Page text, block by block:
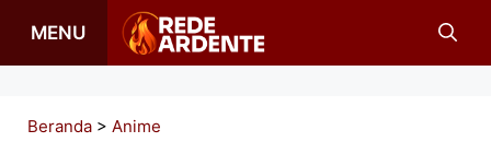
MENU
Beranda > Anime